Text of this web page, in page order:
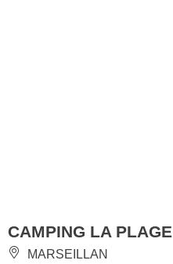
CAMPING LA PLAGE
MARSEILLAN